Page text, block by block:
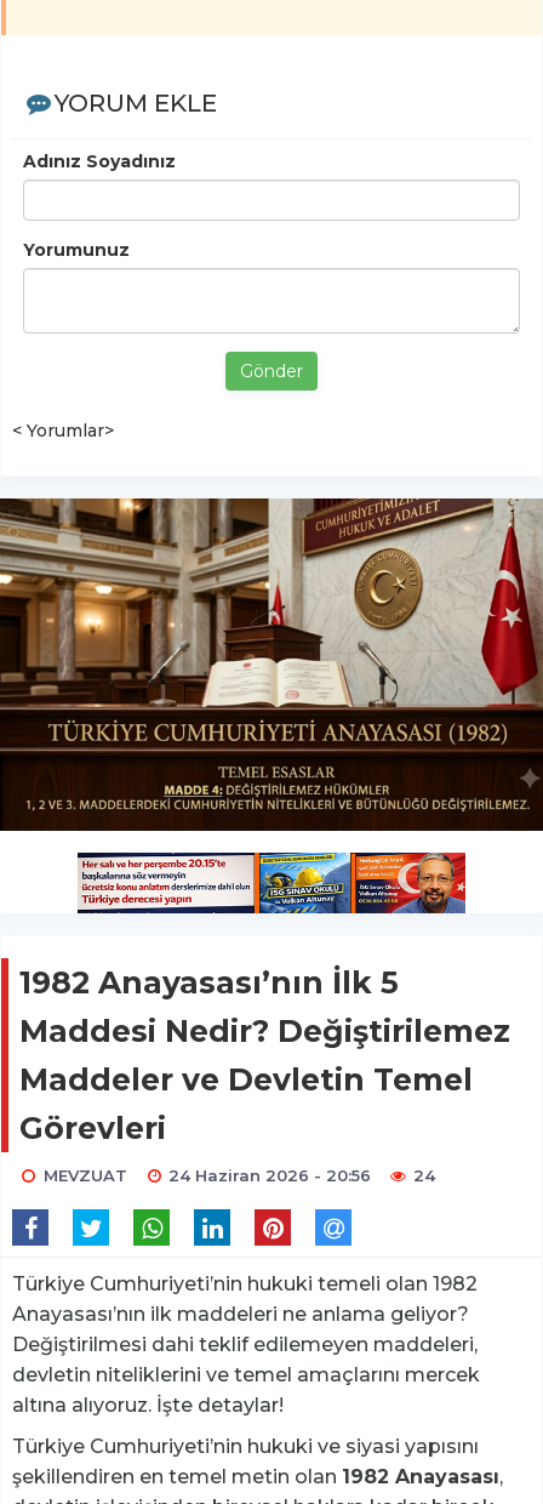
YORUM EKLE
Adınız Soyadınız
Yorumunuz
Gönder
< Yorumlar>
1982 Anayasası’nın İlk 5
Maddesi Nedir? Değiştirilemez
Maddeler ve Devletin Temel
Görevleri
MEVZUAT 24 Haziran 2026 - 20:56 24
Türkiye Cumhuriyeti’nin hukuki temeli olan 1982
Anayasası’nın ilk maddeleri ne anlama geliyor?
Değiştirilmesi dahi teklif edilemeyen maddeleri,
devletin niteliklerini ve temel amaçlarını mercek
altına alıyoruz. İşte detaylar!
Türkiye Cumhuriyeti’nin hukuki ve siyasi yapısını
şekillendiren en temel metin olan 1982 Anayasası,